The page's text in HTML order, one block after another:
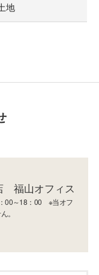
地
福山オフィス
00～18：00 ※当オフ
。